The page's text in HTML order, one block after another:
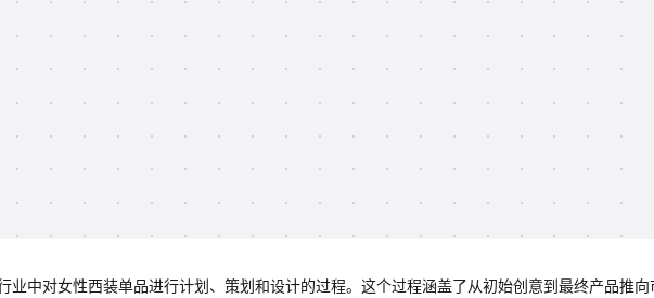
业中对女性西装单品进行计划、策划和设计的过程。这个过程涵盖了从初始创意到最终产品推向